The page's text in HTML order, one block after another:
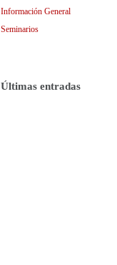
Información General
Seminarios
Últimas entradas